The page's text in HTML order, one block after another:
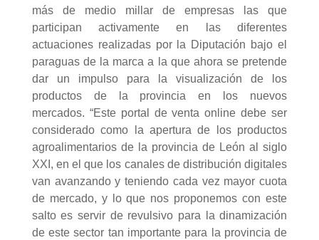
más de medio millar de empresas las que
participan activamente en las diferentes
actuaciones realizadas por la Diputación bajo el
paraguas de la marca a la que ahora se pretende
dar un impulso para la visualización de los
productos de la provincia en los nuevos
mercados. “Este portal de venta online debe ser
considerado como la apertura de los productos
agroalimentarios de la provincia de León al siglo
XXI, en el que los canales de distribución digitales
van avanzando y teniendo cada vez mayor cuota
de mercado, y lo que nos proponemos con este
salto es servir de revulsivo para la dinamización
de este sector tan importante para la provincia de